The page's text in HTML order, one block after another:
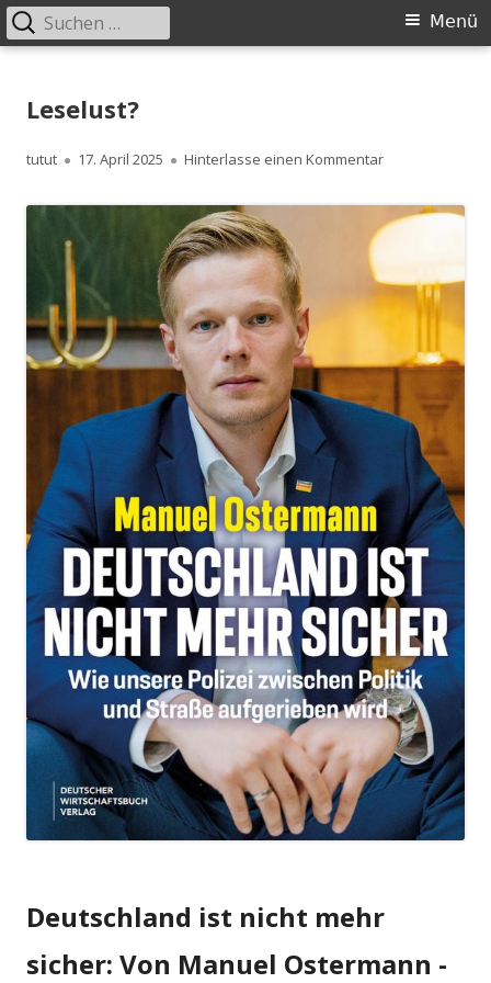
zum
Primäres
Menü
Suchen
nach:
Leselust?
Autor
tutut
Veröffentlicht
17. April 2025 Hinterlasse einen Kommentarzu Leselust?
Deutschland ist nicht mehr
sicher: Von Manuel Ostermann -